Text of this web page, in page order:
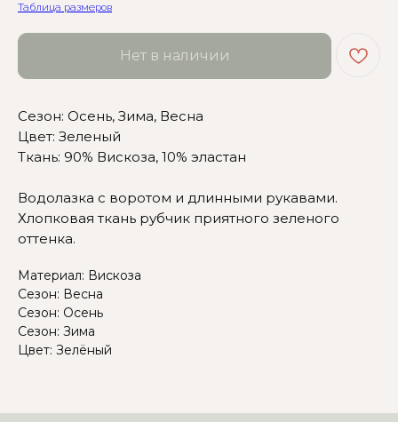
Таблица размеров
Нет в наличии
Сезон: Осень, Зима, Весна
Цвет: Зеленый
Ткань: 90% Вискоза, 10% эластан
Водолазка с воротом и длинными рукавами.
Хлопковая ткань рубчик приятного зеленого
оттенка.
Материал: Вискоза
Сезон: Весна
Сезон: Осень
Сезон: Зима
Цвет: Зелёный
Нажмите сюда
посмотреть размерную сетку
вам поможем!